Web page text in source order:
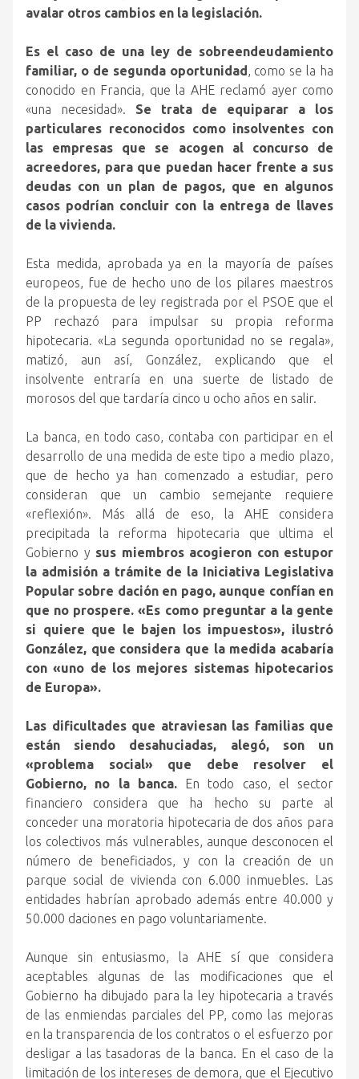
avalar otros cambios en la legislación.
Es el caso de una ley de sobreendeudamiento
familiar, o de segunda oportunidad, como se la ha
conocido en Francia, que la AHE reclamó ayer como
«una necesidad». Se trata de equiparar a los
particulares reconocidos como insolventes con
las empresas que se acogen al concurso de
acreedores, para que puedan hacer frente a sus
deudas con un plan de pagos, que en algunos
casos podrían concluir con la entrega de llaves
de la vivienda.
Esta medida, aprobada ya en la mayoría de países
europeos, fue de hecho uno de los pilares maestros
de la propuesta de ley registrada por el PSOE que el
PP rechazó para impulsar su propia reforma
hipotecaria. «La segunda oportunidad no se regala»,
matizó, aun así, González, explicando que el
insolvente entraría en una suerte de listado de
morosos del que tardaría cinco u ocho años en salir.
La banca, en todo caso, contaba con participar en el
desarrollo de una medida de este tipo a medio plazo,
que de hecho ya han comenzado a estudiar, pero
consideran que un cambio semejante requiere
«reflexión». Más allá de eso, la AHE considera
precipitada la reforma hipotecaria que ultima el
Gobierno y sus miembros acogieron con estupor
la admisión a trámite de la Iniciativa Legislativa
Popular sobre dación en pago, aunque confían en
que no prospere. «Es como preguntar a la gente
si quiere que le bajen los impuestos», ilustró
González, que considera que la medida acabaría
con «uno de los mejores sistemas hipotecarios
de Europa».
Las dificultades que atraviesan las familias que
están siendo desahuciadas, alegó, son un
«problema social» que debe resolver el
Gobierno, no la banca.En todo caso, el sector
financiero considera que ha hecho su parte al
conceder una moratoria hipotecaria de dos años para
los colectivos más vulnerables, aunque desconocen el
número de beneficiados, y con la creación de un
parque social de vivienda con 6.000 inmuebles. Las
entidades habrían aprobado además entre 40.000 y
50.000 daciones en pago voluntariamente.
Aunque sin entusiasmo, la AHE sí que considera
aceptables algunas de las modificaciones que el
Gobierno ha dibujado para la ley hipotecaria a través
de las enmiendas parciales del PP, como las mejoras
en la transparencia de los contratos o el esfuerzo por
desligar a las tasadoras de la banca. En el caso de la
limitación de los intereses de demora, que el Ejecutivo